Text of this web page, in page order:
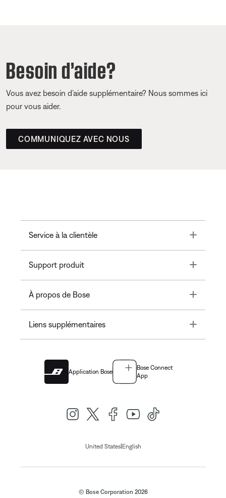
Besoin d’aide?
Vous avez besoin d’aide supplémentaire? Nous sommes ici
pour vous aider.
COMMUNIQUEZ AVEC NOUS
Service à la clientèle Toggle
Support produit Toggle
À propos de Bose Toggle
Liens supplémentaires Toggle
Application Bose
Bose Connect
App
United States| English
© Bose Corporation 2026